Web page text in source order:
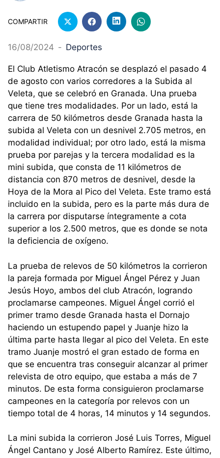
COMPARTIR
16/08/2024 - Deportes
El Club Atletismo Atracón se desplazó el pasado 4
de agosto con varios corredores a la Subida al
Veleta, que se celebró en Granada. Una prueba
que tiene tres modalidades. Por un lado, está la
carrera de 50 kilómetros desde Granada hasta la
subida al Veleta con un desnivel 2.705 metros, en
modalidad individual; por otro lado, está la misma
prueba por parejas y la tercera modalidad es la
mini subida, que consta de 11 kilómetros de
distancia con 870 metros de desnivel, desde la
Hoya de la Mora al Pico del Veleta. Este tramo está
incluido en la subida, pero es la parte más dura de
la carrera por disputarse íntegramente a cota
superior a los 2.500 metros, que es donde se nota
la deficiencia de oxígeno.
La prueba de relevos de 50 kilómetros la corrieron
la pareja formada por Miguel Ángel Pérez y Juan
Jesús Hoyo, ambos del club Atracón, logrando
proclamarse campeones. Miguel Ángel corrió el
primer tramo desde Granada hasta el Dornajo
haciendo un estupendo papel y Juanje hizo la
última parte hasta llegar al pico del Veleta. En este
tramo Juanje mostró el gran estado de forma en
que se encuentra tras conseguir alcanzar al primer
relevista de otro equipo, que estaba a más de 7
minutos. De esta forma consiguieron proclamarse
campeones en la categoría por relevos con un
tiempo total de 4 horas, 14 minutos y 14 segundos.
La mini subida la corrieron José Luis Torres, Miguel
Ángel Cantano y José Alberto Ramírez. Este último,